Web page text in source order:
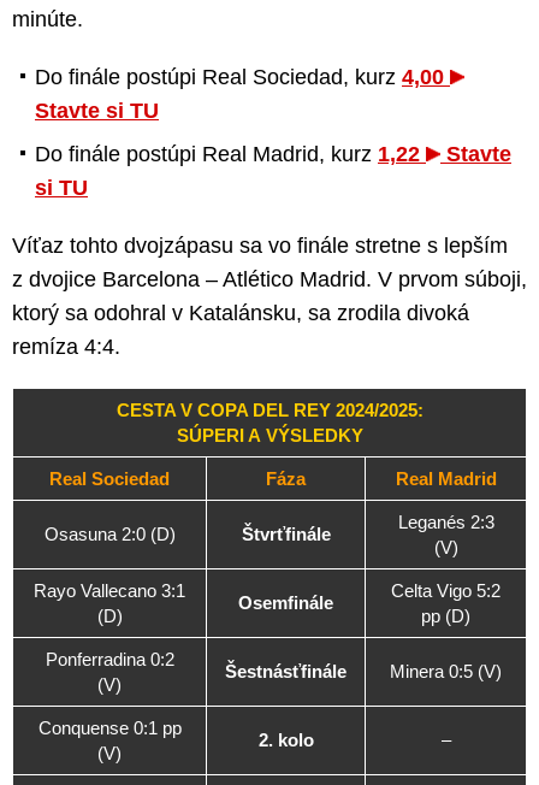
minúte.
Do finále postúpi Real Sociedad, kurz 4,00
Stavte si TU
Do finále postúpi Real Madrid, kurz 1,22
Stavte
si TU
Víťaz tohto dvojzápasu sa vo finále stretne s lepším
z dvojice Barcelona – Atlético Madrid. V prvom súboji,
ktorý sa odohral v Katalánsku, sa zrodila divoká
remíza 4:4.
CESTA V COPA DEL REY 2024/2025:
SÚPERI A VÝSLEDKY
Real Sociedad Fáza Real Madrid
Osasuna 2:0 (D) Štvrťfinále
Leganés 2:3
(V)
Rayo Vallecano 3:1
(D)
Osemfinále
Celta Vigo 5:2
pp (D)
Ponferradina 0:2
(V)
Šestnásťfinále Minera 0:5 (V)
Conquense 0:1 pp
(V)
2. kolo –